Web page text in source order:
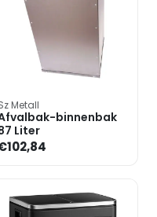
Metall
binnenbak
Liter